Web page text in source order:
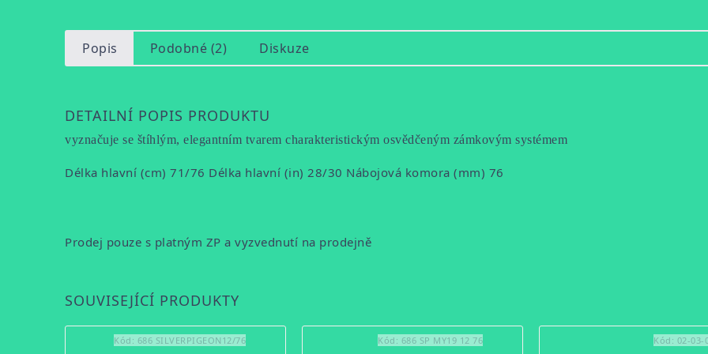
Popis Podobné (2) Diskuze
DETAILNÍ POPIS PRODUKTU
vyznačuje se štíhlým, elegantním tvarem charakteristickým osvědčeným zámkovým systémem
Délka hlavní (cm) 71/76 Délka hlavní (in) 28/30 Nábojová komora (mm) 76
Prodej pouze s platným ZP a vyzvednutí na prodejně
SOUVISEJÍCÍ PRODUKTY
Kód: 686 SILVERPIGEON12/76 Kód: 686 SP MY19 12 76 Kód: 02-03-